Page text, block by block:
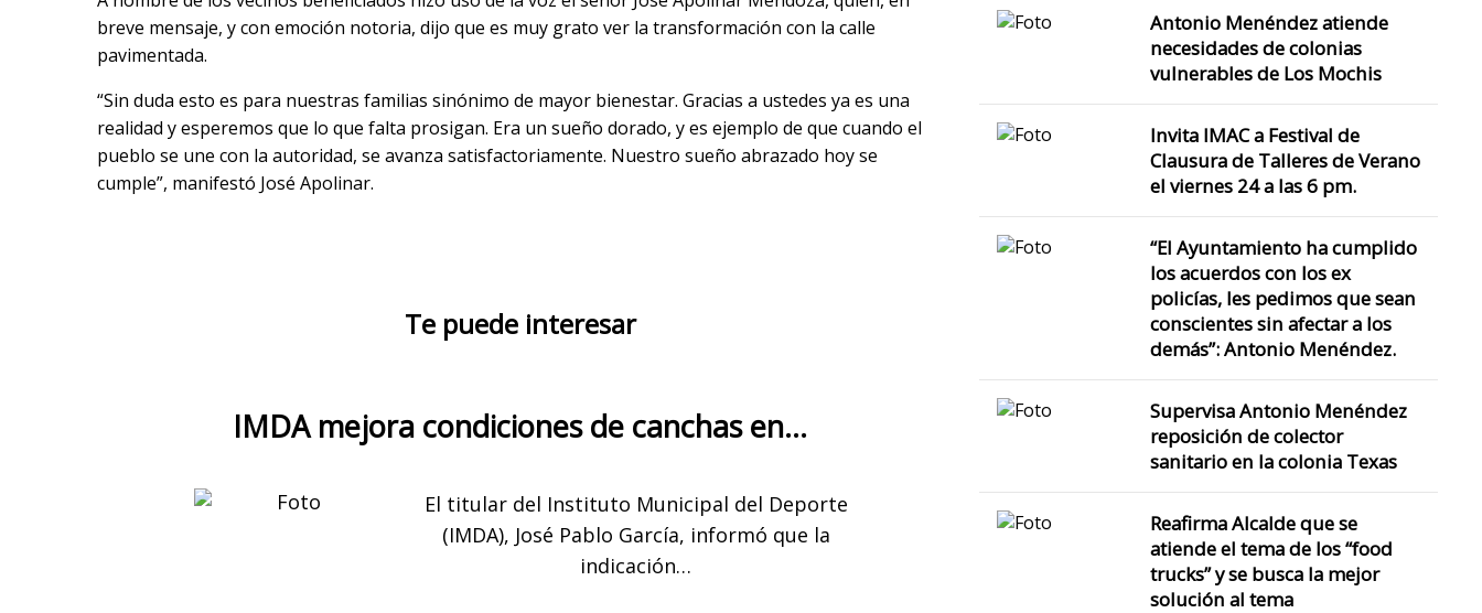
breve mensaje, y con emoción notoria, dijo que es muy grato ver la transformación con la calle
pavimentada.
“Sin duda esto es para nuestras familias sinónimo de mayor bienestar. Gracias a ustedes ya es una
realidad y esperemos que lo que falta prosigan. Era un sueño dorado, y es ejemplo de que cuando el
pueblo se une con la autoridad, se avanza satisfactoriamente. Nuestro sueño abrazado hoy se
cumple”, manifestó José Apolinar.
Te puede interesar
IMDA mejora condiciones de canchas en…
El titular del Instituto Municipal del Deporte
(IMDA), José Pablo García, informó que la
indicación…
Se han instalado más de
Bermúdez informa que
Antonio Menéndez atiende
necesidades de colonias
vulnerables de Los Mochis
Invita IMAC a Festival de
Clausura de Talleres de Verano
el viernes 24 a las 6 pm.
“El Ayuntamiento ha cumplido
los acuerdos con los ex
policías, les pedimos que sean
conscientes sin afectar a los
demás”: Antonio Menéndez.
Supervisa Antonio Menéndez
reposición de colector
sanitario en la colonia Texas
Reafirma Alcalde que se
atiende el tema de los “food
trucks” y se busca la mejor
solución al tema